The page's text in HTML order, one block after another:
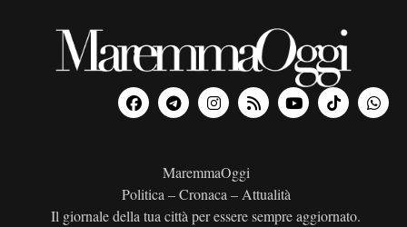
MaremmaOggi
Politica – Cronaca – Attualità
Il giornale della tua città per essere sempre aggiornato.